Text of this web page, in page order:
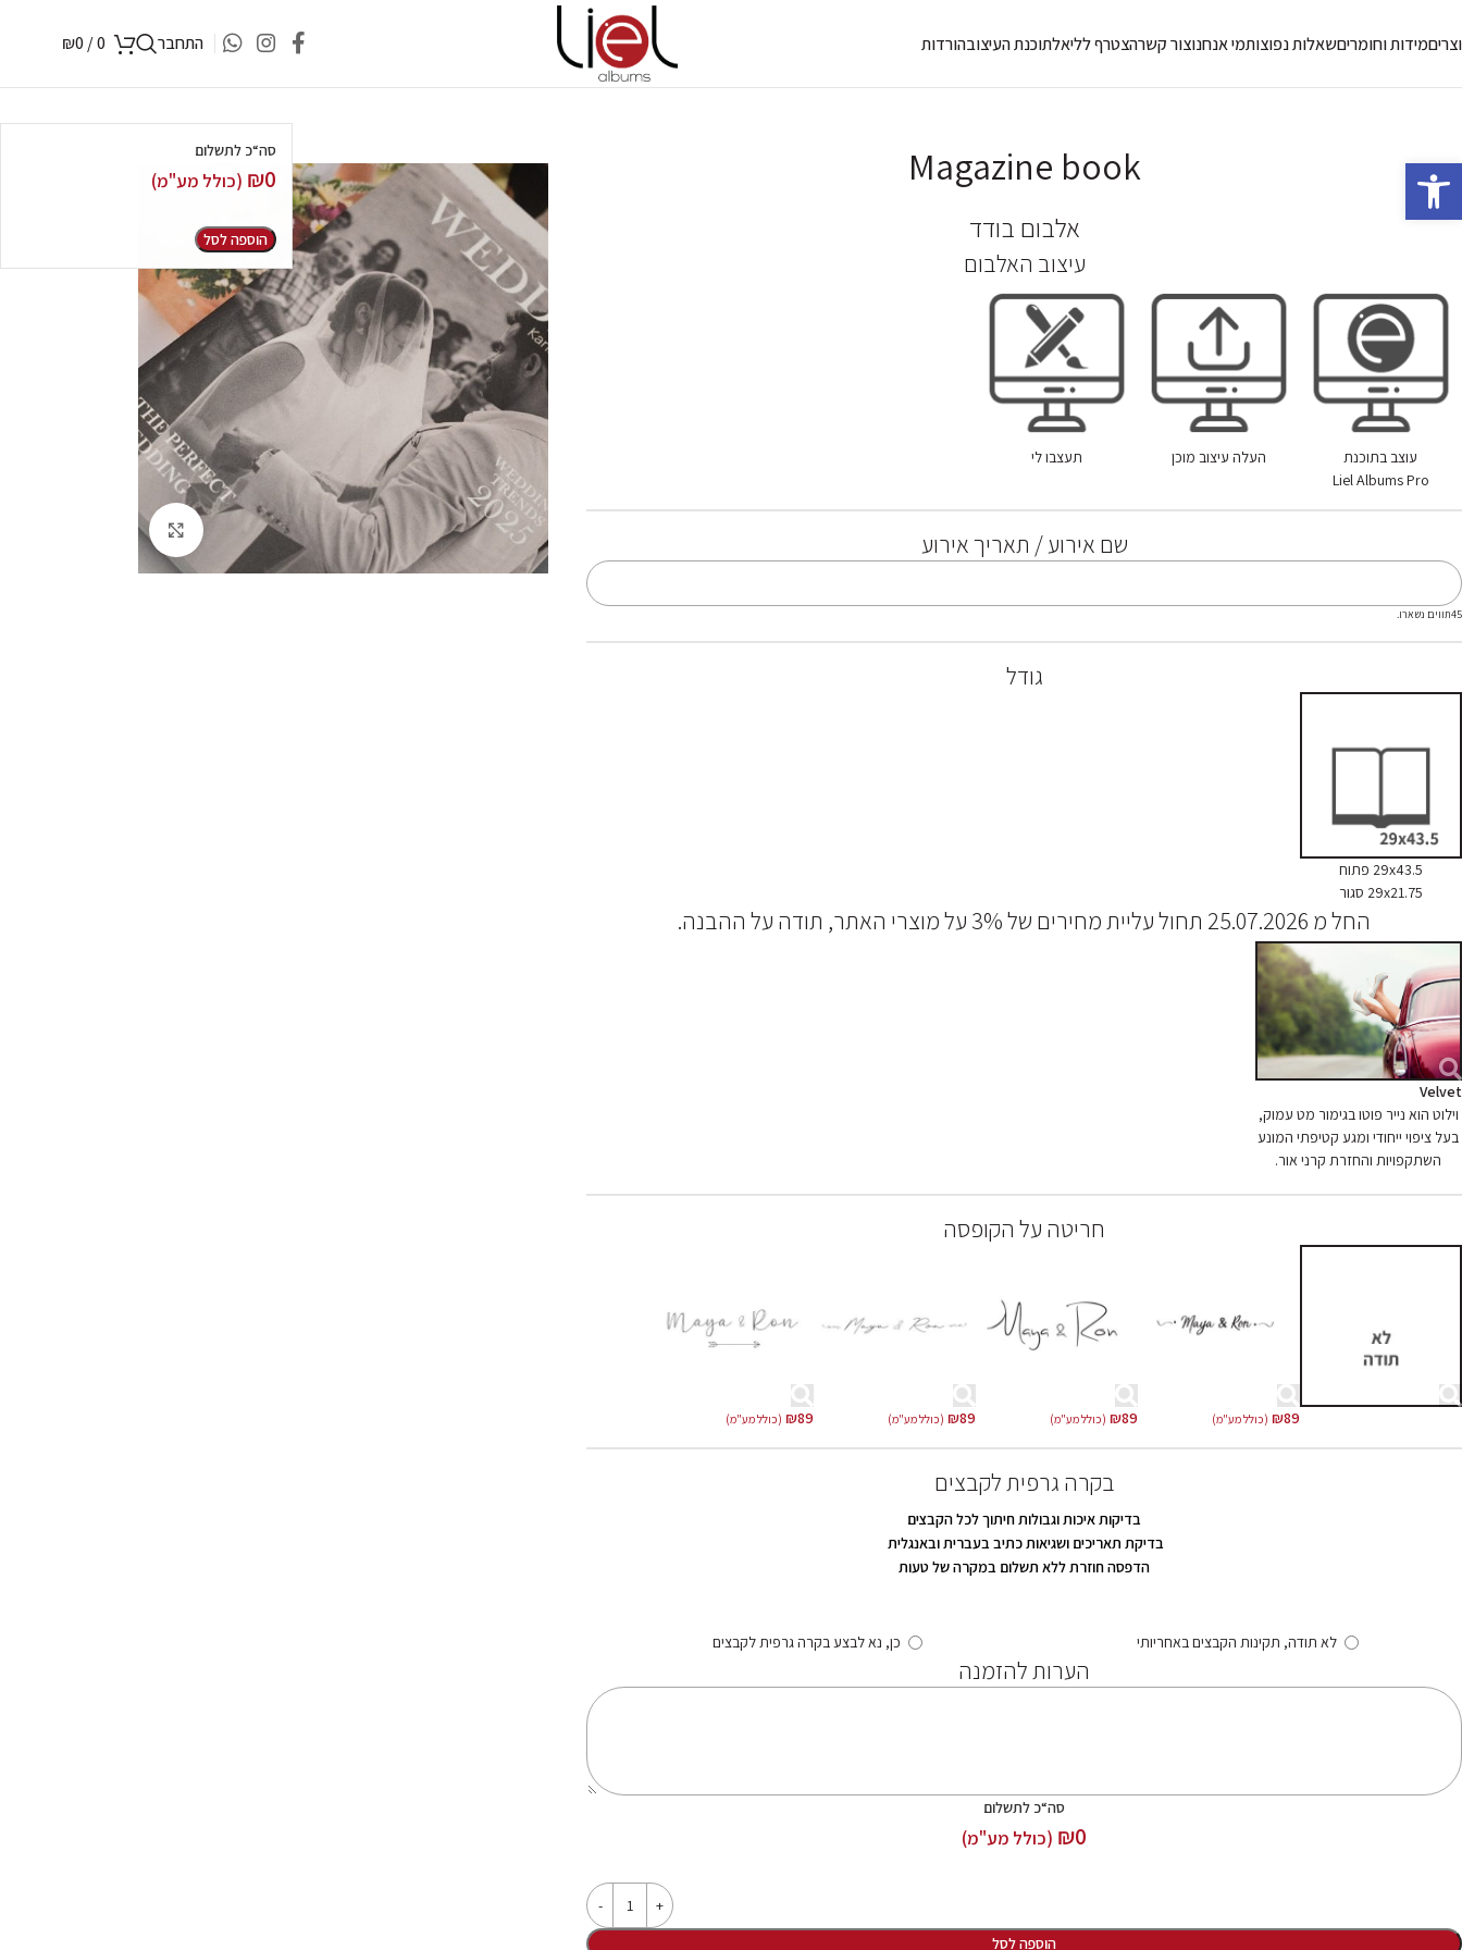
פתח סרגל נגישות
מידות וחומריםשאלות נפוצותמי אנחנוצור קשרהצטרף לליאלתוכנת העיצובהורדות התחבר 0
/
₪0
לחץ להגדלה
Magazine book
אלבום בודד
עיצוב האלבום
עוצב בתוכנת
Liel Albums Pro
העלה עיצוב מוכן תעצבו לי
שם אירוע / תאריך אירוע
45תווים נשארו.
גודל
29x43.5 פתוח
29x21.75 סגור
החל מ 25.07.2026 תחול עליית מחירים של 3% על מוצרי האתר, תודה על ההבנה.
Velvet
וילוט הוא נייר פוטו בגימור מט עמוק,
בעל ציפוי ייחודי ומגע קטיפתי המונע
השתקפויות והחזרת קרני אור.
חריטה על הקופסה
₪89 (כולל מע"מ) ₪89 (כולל מע"מ) ₪89 (כולל מע"מ) ₪89 (כולל מע"מ)
בקרה גרפית לקבצים
בדיקות איכות וגבולות חיתוך לכל הקבצים
בדיקת תאריכים ושגיאות כתיב בעברית ובאנגלית
הדפסה חוזרת ללא תשלום במקרה של טעות
לא תודה, תקינות הקבצים באחריותי כן, נא לבצע בקרה גרפית לקבצים
הערות להזמנה
סה“כ לתשלום
₪0 (כולל מע"מ)
הוספה לסל
סה“כ לתשלום
₪0 (כולל מע"מ)
הוספה לסל